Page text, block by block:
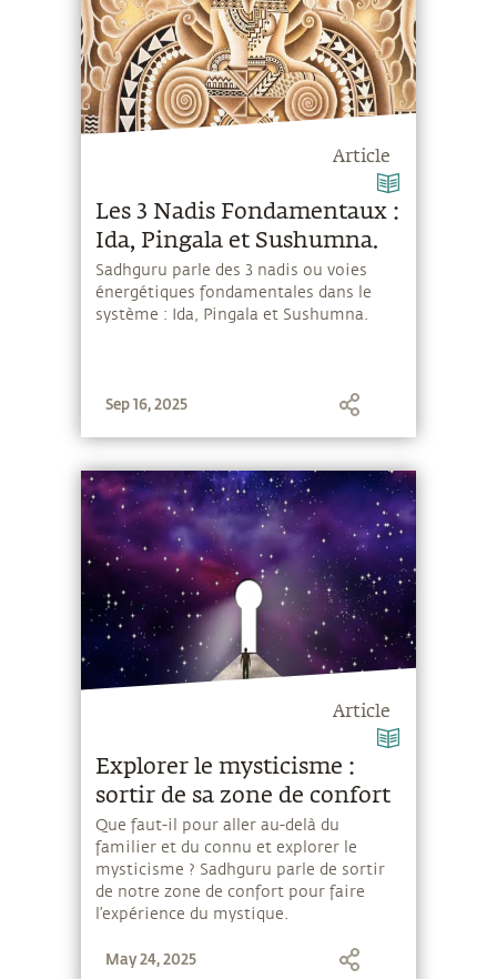
Article
Les 3 Nadis Fondamentaux :
Ida, Pingala et Sushumna.
Sadhguru parle des 3 nadis ou voies
énergétiques fondamentales dans le
système : Ida, Pingala et Sushumna.
Sep 16, 2025
Article
Explorer le mysticisme :
sortir de sa zone de confort
Que faut-il pour aller au-delà du
familier et du connu et explorer le
mysticisme ? Sadhguru parle de sortir
de notre zone de confort pour faire
l’expérience du mystique.
May 24, 2025